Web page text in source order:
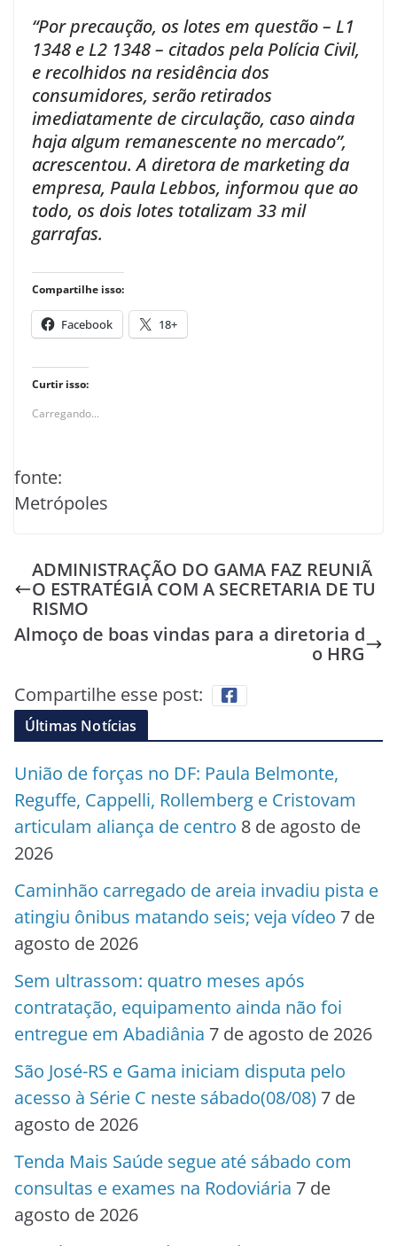
“Por precaução, os lotes em questão – L1
1348 e L2 1348 – citados pela Polícia Civil,
e recolhidos na residência dos
consumidores, serão retirados
imediatamente de circulação, caso ainda
haja algum remanescente no mercado”,
acrescentou. A diretora de marketing da
empresa, Paula Lebbos, informou que ao
todo, os dois lotes totalizam 33 mil
garrafas.
Compartilhe isso:
Facebook 18+
Curtir isso:
Carregando...
fonte:
Metrópoles
ADMINISTRAÇÃO DO GAMA FAZ REUNIÃ
O ESTRATÉGIA COM A SECRETARIA DE TU
RISMO
Almoço de boas vindas para a diretoria d
o HRG
Compartilhe esse post:
Últimas Notícias
União de forças no DF: Paula Belmonte,
Reguffe, Cappelli, Rollemberg e Cristovam
articulam aliança de centro 8 de agosto de
2026
Caminhão carregado de areia invadiu pista e
atingiu ônibus matando seis; veja vídeo 7 de
agosto de 2026
Sem ultrassom: quatro meses após
contratação, equipamento ainda não foi
entregue em Abadiânia 7 de agosto de 2026
São José-RS e Gama iniciam disputa pelo
acesso à Série C neste sábado(08/08) 7 de
agosto de 2026
Tenda Mais Saúde segue até sábado com
consultas e exames na Rodoviária 7 de
agosto de 2026